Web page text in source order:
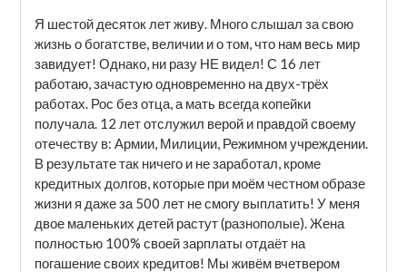
Я шестой десяток лет живу. Много слышал за свою
жизнь о богатстве, величии и о том, что нам весь мир
завидует! Однако, ни разу НЕ видел! С 16 лет
работаю, зачастую одновременно на двух-трёх
работах. Рос без отца, а мать всегда копейки
получала. 12 лет отслужил верой и правдой своему
отечеству в: Армии, Милиции, Режимном учреждении.
В результате так ничего и не заработал, кроме
кредитных долгов, которые при моём честном образе
жизни я даже за 500 лет не смогу выплатить! У меня
двое маленьких детей растут (разнополые). Жена
полностью 100% своей зарплаты отдаёт на
погашение своих кредитов! Мы живём вчетвером